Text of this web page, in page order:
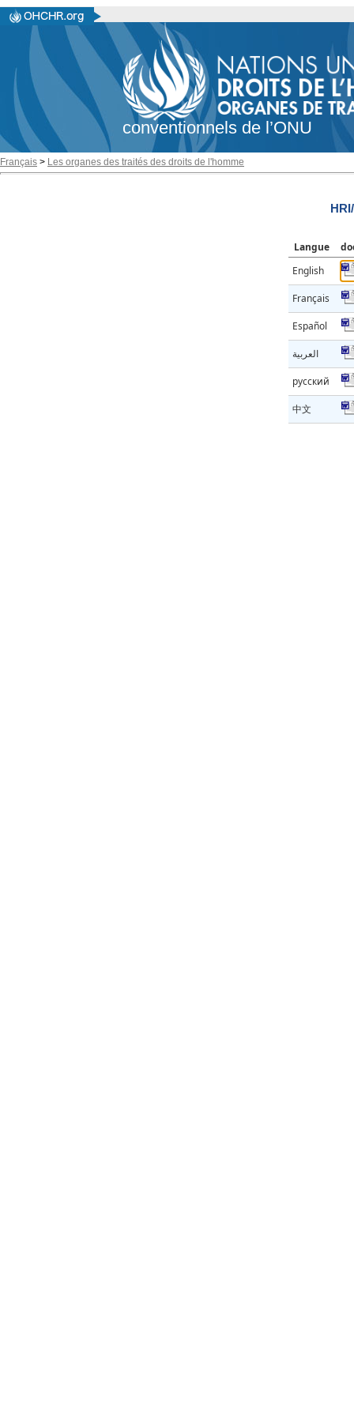
conventionnels de l’ONU
Français > Les organes des traités des droits de l'homme
Langue
English
Français
Español
العربية
русский
中文